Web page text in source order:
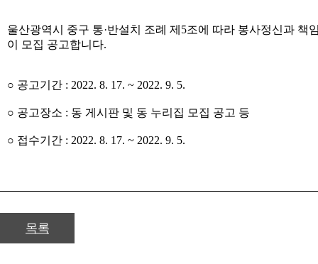
울산광역시 중구 통·반설치 조례 제5조에 따라 봉사정신과
이 모집 공고합니다.
○ 공고기간 : 2022. 8. 17. ~ 2022. 9. 5.
○ 공고장소 : 동 게시판 및 동 누리집 모집 공고 등
○ 접수기간 : 2022. 8. 17. ~ 2022. 9. 5.
목록